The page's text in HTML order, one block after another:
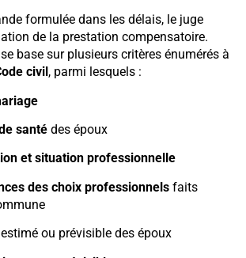
formulée dans les délais, le juge
de la prestation compensatoire.
base sur plusieurs critères énumérés à
civil , parmi lesquels :
santé des époux
et situation professionnelle
des choix professionnels faits
estimé ou prévisible des époux